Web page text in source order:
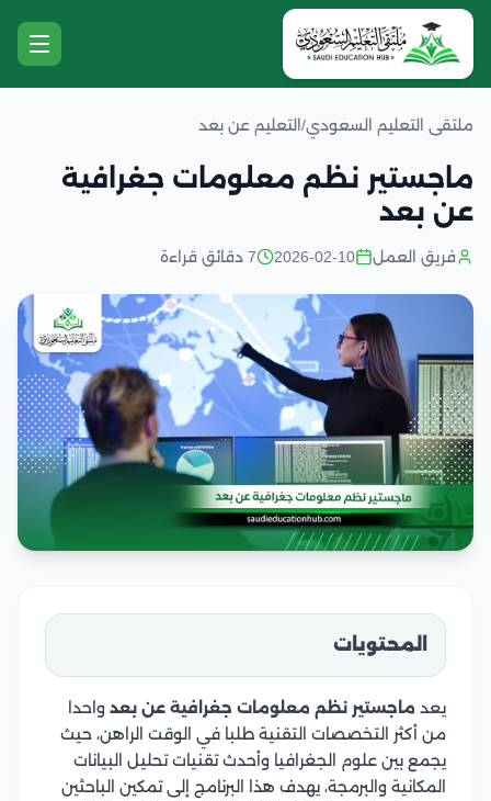
ملتقى التعليم السعودي/ التعليم عن بعد
ماجستير نظم معلومات جغرافية
عن بعد
فريق العمل 2026-02-10 7 دقائق قراءة
المحتويات
يعد ماجستير نظم معلومات جغرافية عن بعد واحدا
من أكثر التخصصات التقنية طلبا في الوقت الراهن، حيث
يجمع بين علوم الجغرافيا وأحدث تقنيات تحليل البيانات
المكانية والبرمجة، يهدف هذا البرنامج إلى تمكين الباحثين